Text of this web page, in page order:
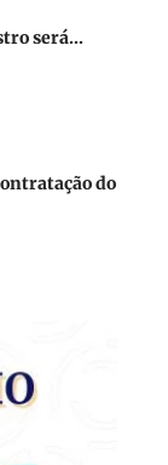
será...
do